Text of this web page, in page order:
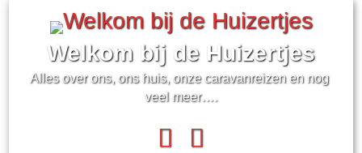
Welkom bij de Huizertjes
Alles over ons, ons huis, onze caravanreizen en nog
veel meer….
Facebook